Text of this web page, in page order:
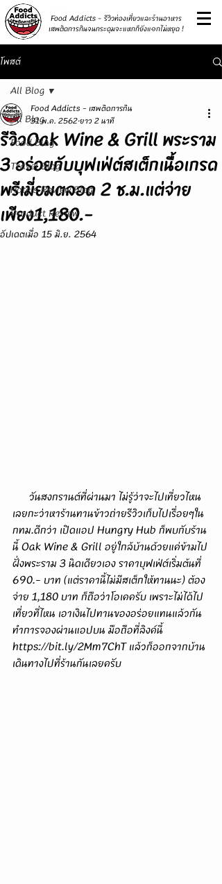
Food Addicts - รีวิวท่องเที่ยวและร้านอาหาร
เสพติดการกินจนกระดุมจะแหกก็ยังแ๑กไม่หยุด !
โพสต์
All Blog
Food Blog
Travel Blog
Hotels Review Blog
Product Review
All Blog
รีวิวOak Wine & Grill พระราม
3 อร่อยกับบุฟเฟ่ต์สเต็กเนื้อเกรด
พรีเมี่ยมตลอด 2 ช.ม.แต่จ่าย
เพียง1,180.-
Food Addicts - เสพติดการกิน
31 พ.ค. 2562ยาว 2 นาที
อัปเดตเมื่อ 15 มิ.ย. 2564
เลยกะว่าหาร้านทานข้าวถ่ายรีวิวเก็บไปเรื่อยๆใน
กทม.ดีกว่า เปิดแอป Hungry Hub ก็พบกับร้าน
นี้ Oak Wine & Grill อยู่ใกล้บ้านด้วยแค่ข้ามไป
ฝั่งพระราม 3 นิดเดียวเอง ราคาบุฟเฟ่ต์เริ่มต้นที่
690.- บาท (แต่ราคานี้ไม่มีสเต็กให้ทานนะ) ต้อง
จ่าย 1,180 บาท ก็ถือว่าโอเคครับ เพราะไม่ได้ไป
เที่ยวที่ไหน เอาเงินไปทานของอร่อยแทนแล้วกัน
ทำการจองผ่านแอปบน มือถือที่ลิงค์นี้
https://bit.ly/2Mm7ChT แล้วก็ออกจากบ้าน
เดินทางไปที่ร้านกันเลยครับ